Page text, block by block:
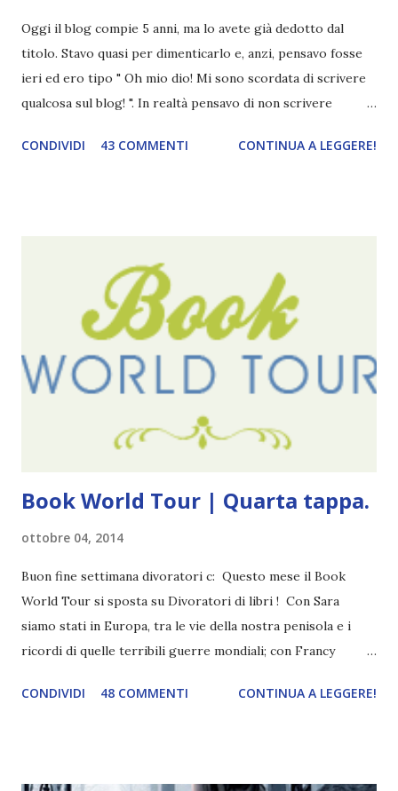
Oggi il blog compie 5 anni, ma lo avete già dedotto dal
titolo. Stavo quasi per dimenticarlo e, anzi, pensavo fosse
ieri ed ero tipo " Oh mio dio! Mi sono scordata di scrivere
qualcosa sul blog! ". In realtà pensavo di non scrivere
diventando un po' come i miei compleanni. Semplicemente
cinque anni e non sono pochi . Il blog è praticamente
l'unica cosa della mia vita che ho continuato con costanza
(più o meno) e non come le tremila cose che inizio per poi
lasciare a metà. Tra l'altro ripenso a circa un anno e mezzo
fa, quando non sapevo più che farmene di D ivoratori di
che potessi fare. All'inizio non avevo idea che il ...
CONDIVIDI 43 COMMENTI CONTINUA A LEGGERE!
Book World Tour | Quarta tappa.
ottobre 04, 2014
Buon fine settimana divoratori c: Questo mese il Book
World Tour si sposta su Divoratori di libri ! Con Sara
siamo stati in Europa, tra le vie della nostra penisola e i
ricordi di quelle terribili guerre mondiali; con Francy
abbiamo vagato nella savana. Ora preparate le valigie che si
CONDIVIDI 48 COMMENTI CONTINUA A LEGGERE!